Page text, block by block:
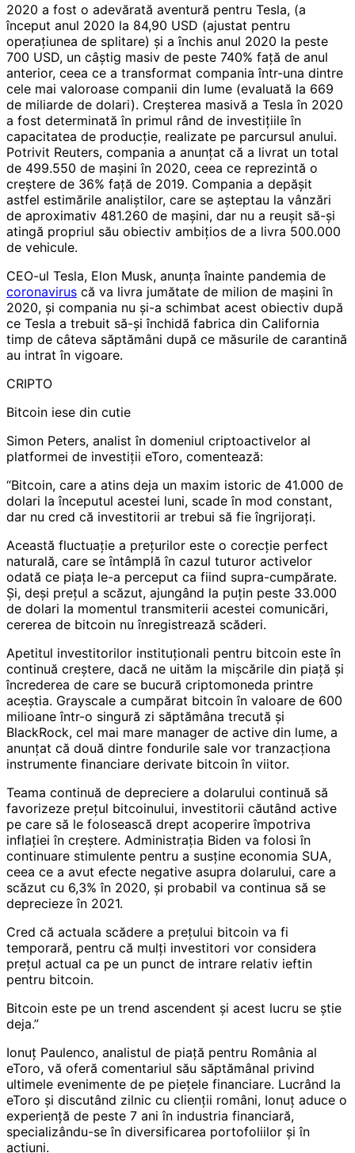
2020 a fost o adevărată aventură pentru Tesla, (a
început anul 2020 la 84,90 USD (ajustat pentru
operațiunea de splitare) și a închis anul 2020 la peste
700 USD, un câștig masiv de peste 740% față de anul
anterior, ceea ce a transformat compania într-una dintre
cele mai valoroase companii din lume (evaluată la 669
de miliarde de dolari). Creșterea masivă a Tesla în 2020
a fost determinată în primul rând de investițiile în
capacitatea de producție, realizate pe parcursul anului.
Potrivit Reuters, compania a anunțat că a livrat un total
de 499.550 de mașini în 2020, ceea ce reprezintă o
creștere de 36% față de 2019. Compania a depășit
astfel estimările analiștilor, care se așteptau la vânzări
de aproximativ 481.260 de mașini, dar nu a reușit să-și
atingă propriul său obiectiv ambițios de a livra 500.000
de vehicule.
CEO-ul Tesla, Elon Musk, anunța înainte pandemia de
coronavirus că va livra jumătate de milion de mașini în
2020, și compania nu și-a schimbat acest obiectiv după
ce Tesla a trebuit să-și închidă fabrica din California
timp de câteva săptămâni după ce măsurile de carantină
au intrat în vigoare.
CRIPTO
Bitcoin iese din cutie
Simon Peters, analist în domeniul criptoactivelor al
platformei de investiții eToro, comentează:
“Bitcoin, care a atins deja un maxim istoric de 41.000 de
dolari la începutul acestei luni, scade în mod constant,
dar nu cred că investitorii ar trebui să fie îngrijorați.
Această fluctuație a prețurilor este o corecție perfect
naturală, care se întâmplă în cazul tuturor activelor
odată ce piața le-a perceput ca fiind supra-cumpărate.
Și, deși prețul a scăzut, ajungând la puțin peste 33.000
de dolari la momentul transmiterii acestei comunicări,
cererea de bitcoin nu înregistrează scăderi.
Apetitul investitorilor instituționali pentru bitcoin este în
continuă creștere, dacă ne uităm la mișcările din piață și
încrederea de care se bucură criptomoneda printre
aceștia. Grayscale a cumpărat bitcoin în valoare de 600
milioane într-o singură zi săptămâna trecută și
BlackRock, cel mai mare manager de active din lume, a
anunțat că două dintre fondurile sale vor tranzacționa
instrumente financiare derivate bitcoin în viitor.
Teama continuă de depreciere a dolarului continuă să
favorizeze prețul bitcoinului, investitorii căutând active
pe care să le folosească drept acoperire împotriva
inflației în creștere. Administrația Biden va folosi în
continuare stimulente pentru a susține economia SUA,
ceea ce a avut efecte negative asupra dolarului, care a
scăzut cu 6,3% în 2020, și probabil va continua să se
deprecieze în 2021.
Cred că actuala scădere a prețului bitcoin va fi
temporară, pentru că mulți investitori vor considera
prețul actual ca pe un punct de intrare relativ ieftin
pentru bitcoin.
Bitcoin este pe un trend ascendent și acest lucru se știe
deja.”
Ionuț Paulenco, analistul de piață pentru România al
eToro, vă oferă comentariul său săptămânal privind
ultimele evenimente de pe piețele financiare. Lucrând la
eToro și discutând zilnic cu clienții români, Ionuț aduce o
experiență de peste 7 ani în industria financiară,
specializându-se în diversificarea portofoliilor și în
acțiuni.